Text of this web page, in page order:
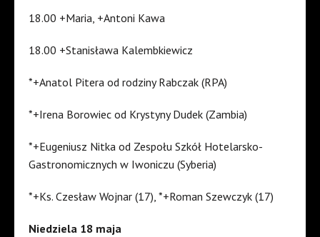
18.00 +Maria, +Antoni Kawa
18.00 +Stanisława Kalembkiewicz
*+Anatol Pitera od rodziny Rabczak (RPA)
*+Irena Borowiec od Krystyny Dudek (Zambia)
*+Eugeniusz Nitka od Zespołu Szkół Hotelarsko-
Gastronomicznych w Iwoniczu (Syberia)
*+Ks. Czesław Wojnar (17), *+Roman Szewczyk (17)
Niedziela 18 maja